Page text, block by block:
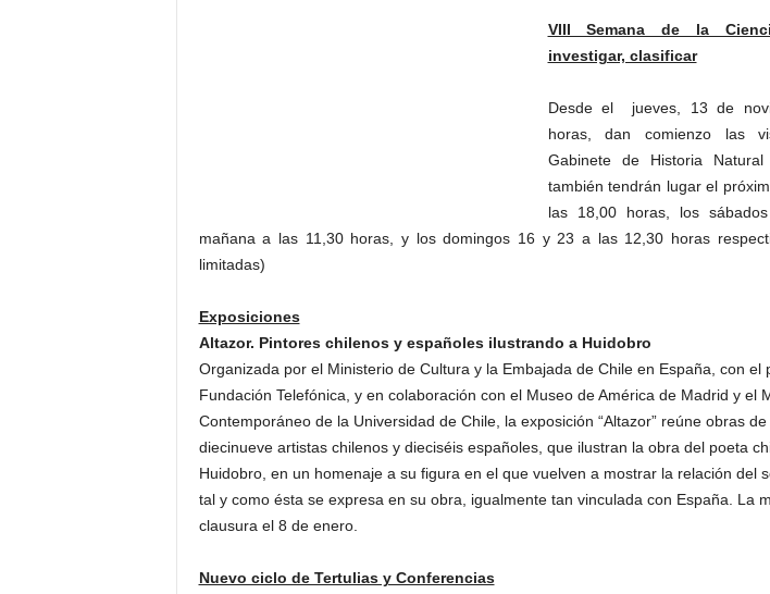
VIII Semana de la
investigar, clasificar
Desde el jueves, 13 de
horas, dan comienzo las
Gabinete de Historia
también tendrán lugar el
las 18,00 horas, los
mañana a las 11,30 horas, y los domingos 16 y 23 a las 12,30 horas
limitadas)
Exposiciones
Altazor. Pintores chilenos y españoles ilustrando a Huidobro
Organizada por el Ministerio de Cultura y la Embajada de Chile en España, con el
Fundación Telefónica, y en colaboración con el Museo de América de Madrid y el
Contemporáneo de la Universidad de Chile, la exposición “Altazor” reúne obras
diecinueve artistas chilenos y dieciséis españoles, que ilustran la obra del poeta
Huidobro, en un homenaje a su figura en el que vuelven a mostrar la relación del
tal y como ésta se expresa en su obra, igualmente tan vinculada con España. La
clausura el 8 de enero.
Nuevo ciclo de Tertulias y Conferencias